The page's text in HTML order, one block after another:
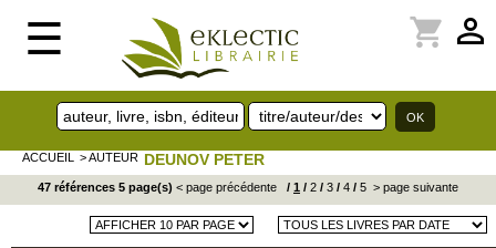
☰ perm_identity
shopping_cart
ACCUEIL > AUTEUR DEUNOV PETER
47 références 5 page(s) < page précédente / 1 / 2 / 3 / 4 / 5 > page suivante